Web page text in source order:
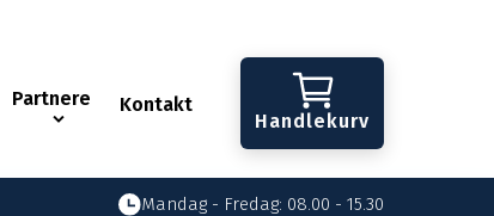
Partnere Kontakt
Handlekurv
Mandag - Fredag: 08.00 - 15.30